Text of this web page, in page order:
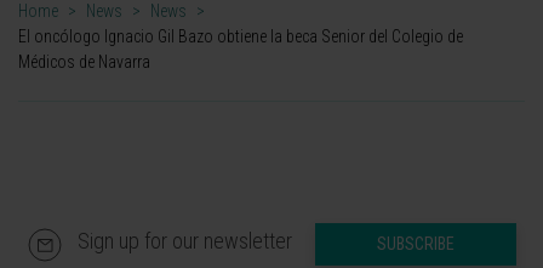
Home > News > News
>
El oncólogo Ignacio Gil Bazo obtiene la beca Senior del Colegio de
Médicos de Navarra
Sign up for our newsletter SUBSCRIBE